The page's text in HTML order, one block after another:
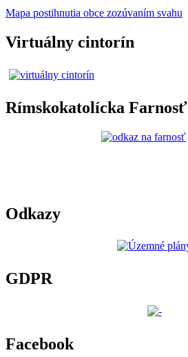
Mapa postihnutia obce zozúvaním svahu
Virtuálny cintorín
Rímskokatolícka Farnosť
Odkazy
GDPR
Facebook